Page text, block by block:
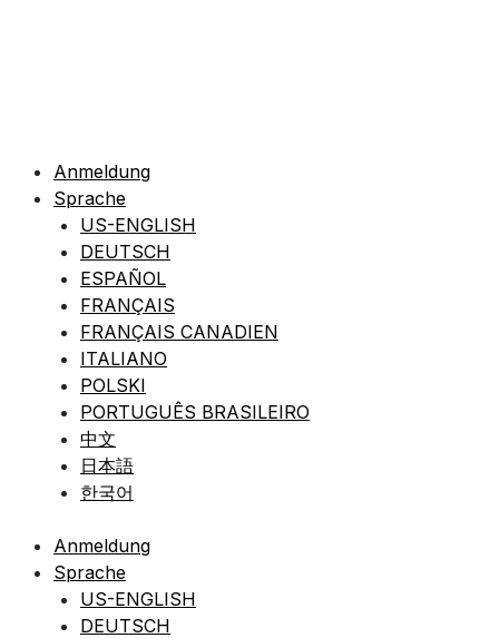
Anmeldung
Sprache
US-ENGLISH
DEUTSCH
ESPAÑOL
FRANÇAIS
FRANÇAIS CANADIEN
ITALIANO
POLSKI
PORTUGUÊS BRASILEIRO
中文
日本語
한국어
Anmeldung
Sprache
US-ENGLISH
DEUTSCH